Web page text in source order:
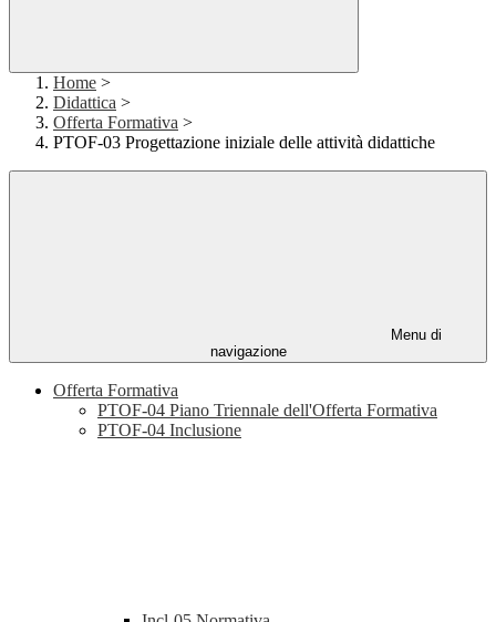
Home >
Didattica >
Offerta Formativa >
PTOF-03 Progettazione iniziale delle attività didattiche
Menu di
navigazione
Offerta Formativa
PTOF-04 Piano Triennale dell'Offerta Formativa
PTOF-04 Inclusione